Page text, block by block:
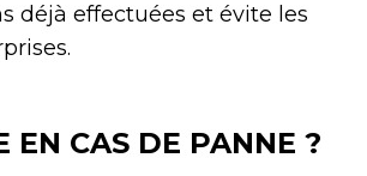
déjà effectuées et évite les
EN CAS DE PANNE ?